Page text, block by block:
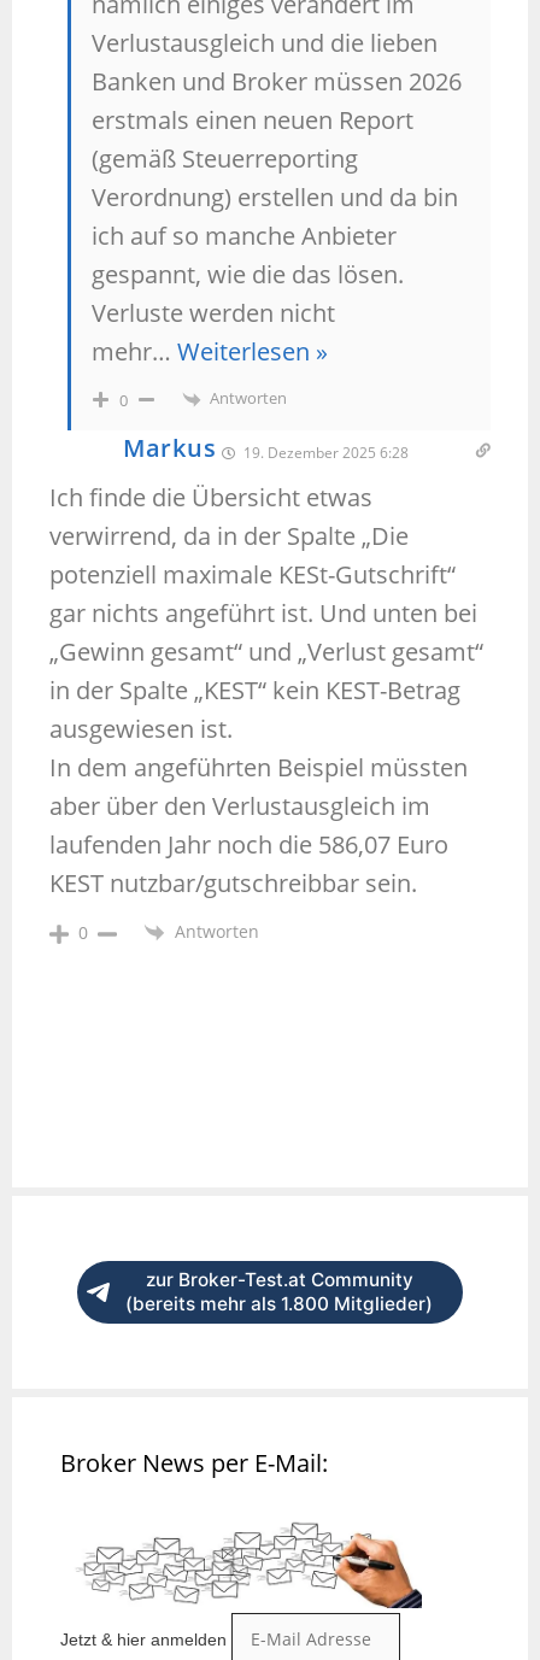
Verlustausgleich und die lieben
Banken und Broker müssen 2026
erstmals einen neuen Report
(gemäß Steuerreporting
Verordnung) erstellen und da bin
ich auf so manche Anbieter
gespannt, wie die das lösen.
Verluste werden nicht
mehr… Weiterlesen »
0 Antworten
Markus 19. Dezember 2025 6:28
Ich finde die Übersicht etwas
verwirrend, da in der Spalte „Die
potenziell maximale KESt-Gutschrift“
gar nichts angeführt ist. Und unten bei
„Gewinn gesamt“ und „Verlust gesamt“
in der Spalte „KEST“ kein KEST-Betrag
ausgewiesen ist.
In dem angeführten Beispiel müssten
aber über den Verlustausgleich im
laufenden Jahr noch die 586,07 Euro
KEST nutzbar/gutschreibbar sein.
0 Antworten
zur Broker-Test.at Community
(bereits mehr als 1.800 Mitglieder)
Broker News per E-Mail:
Jetzt & hier anmelden